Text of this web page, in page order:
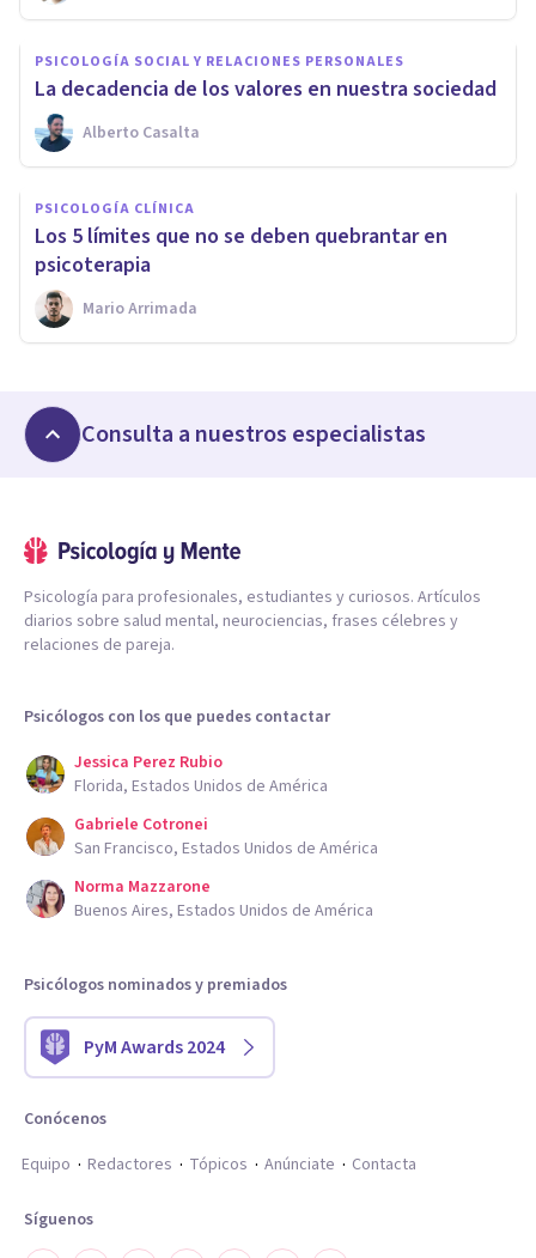
PSICOLOGÍA SOCIAL Y RELACIONES PERSONALES
La decadencia de los valores en nuestra sociedad
Alberto Casalta
PSICOLOGÍA CLÍNICA
Los 5 límites que no se deben quebrantar en
psicoterapia
Mario Arrimada
Consulta a nuestros especialistas
Psicología para profesionales, estudiantes y curiosos. Artículos
diarios sobre salud mental, neurociencias, frases célebres y
relaciones de pareja.
Psicólogos con los que puedes contactar
Jessica Perez Rubio
Florida, Estados Unidos de América
Gabriele Cotronei
San Francisco, Estados Unidos de América
Norma Mazzarone
Buenos Aires, Estados Unidos de América
Psicólogos nominados y premiados
PyM Awards 2024
Conócenos
Equipo
Redactores Tópicos Anúnciate Contacta
Síguenos